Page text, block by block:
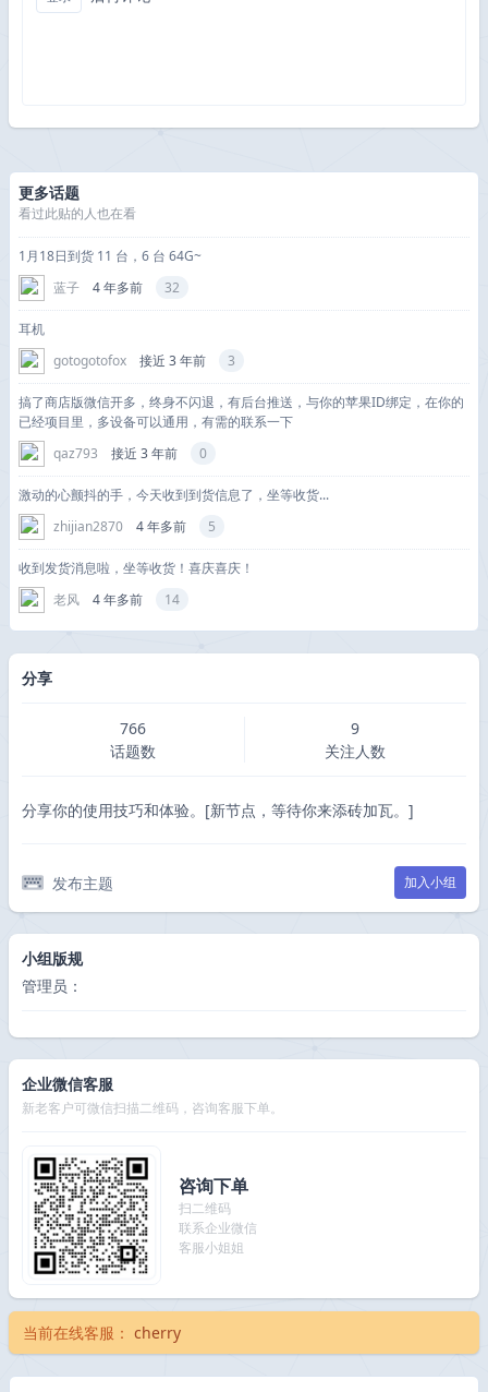
更多话题
看过此贴的人也在看
1月18日到货 11 台，6 台 64G~
蓝子
4 年多前 32
耳机
gotogotofox
接近 3 年前 3
搞了商店版微信开多，终身不闪退，有后台推送，与你的苹果ID绑定，在你的
已经项目里，多设备可以通用，有需的联系一下
qaz793
接近 3 年前 0
激动的心颤抖的手，今天收到到货信息了，坐等收货...
zhijian2870
4 年多前 5
收到发货消息啦，坐等收货！喜庆喜庆！
老风
4 年多前 14
分享
766
话题数
9
关注人数
分享你的使用技巧和体验。[新节点，等待你来添砖加瓦。]
发布主题 加入小组
小组版规
管理员：
企业微信客服
新老客户可微信扫描二维码，咨询客服下单。
咨询下单
扫二维码
联系企业微信
客服小姐姐
当前在线客服： cherry